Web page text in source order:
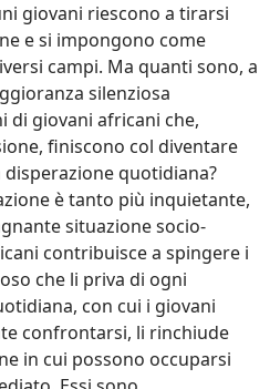
giovani riescono a tirarsi
e si impongono come
campi. Ma quanti sono, a
silenziosa
di giovani africani che,
finiscono col diventare
quotidiana?
è tanto più inquietante,
situazione socio-
contribuisce a spingere i
che li priva di ogni
con cui i giovani
confrontarsi, li rinchiude
in cui possono occuparsi